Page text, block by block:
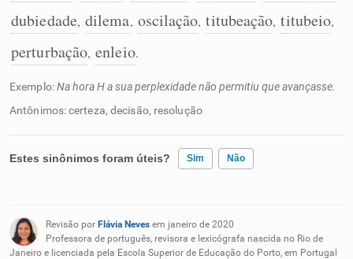
Sinônimos
dubiedade, dilema, oscilação, titubeação, titubeio,
perturbação, enleio.
Exemplo:Na hora H a sua perplexidade não permitiu que avançasse.
Antônimos: certeza, decisão, resolução
Estes sinônimos foram úteis? Sim Não
Nenhum dos sinônimos apresentados me ajudou
Revisão por Flávia Neves em janeiro de 2020
Professora de português, revisora e lexicógrafa nascida no Rio de
Janeiro e licenciada pela Escola Superior de Educação do Porto, em Portugal